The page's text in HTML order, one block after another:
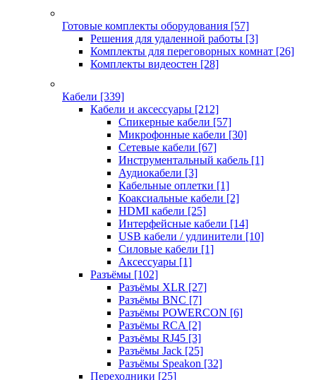
Готовые комплекты оборудования [57]
Решения для удаленной работы [3]
Комплекты для переговорных комнат [26]
Комплекты видеостен [28]
Кабели [339]
Кабели и аксессуары [212]
Спикерные кабели [57]
Микрофонные кабели [30]
Сетевые кабели [67]
Инструментальный кабель [1]
Аудиокабели [3]
Кабельные оплетки [1]
Коаксиальные кабели [2]
HDMI кабели [25]
Интерфейсные кабели [14]
USB кабели / удлинители [10]
Силовые кабели [1]
Аксессуары [1]
Разъёмы [102]
Разъёмы XLR [27]
Разъёмы BNC [7]
Разъёмы POWERCON [6]
Разъёмы RCA [2]
Разъёмы RJ45 [3]
Разъёмы Jack [25]
Разъёмы Speakon [32]
Переходники [25]